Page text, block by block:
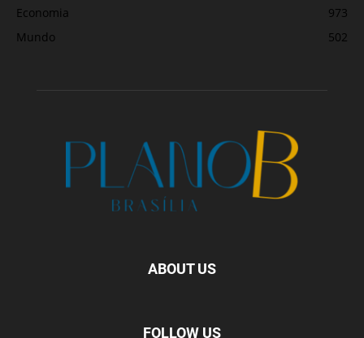
Economia
973
Mundo
502
ABOUT US
FOLLOW US